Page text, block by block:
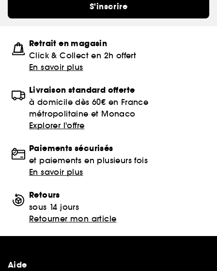
S'inscrire
Retrait en magasin
Click & Collect en 2h offert
En savoir plus
Livraison standard offerte
à domicile dès 60€ en France
métropolitaine et Monaco
Explorer l'offre
Paiements sécurisés
et paiements en plusieurs fois
En savoir plus
Retours
sous 14 jours
Retourner mon article
Aide